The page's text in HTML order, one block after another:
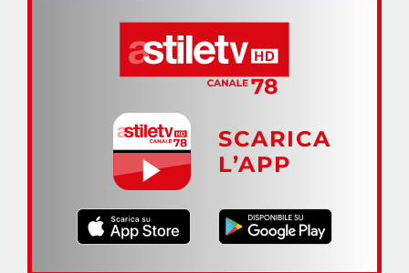
SCARICA
L’APP